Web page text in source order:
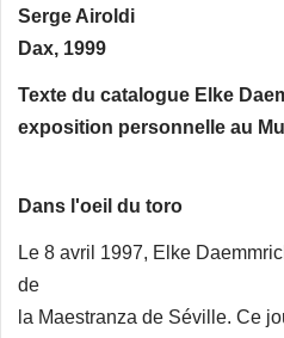
Serge Airoldi
Dax, 1999
Texte du catalogue Elke
exposition personnelle au
Dans l'oeil du toro
Le 8 avril 1997, Elke
de
la Maestranza de Séville. Ce